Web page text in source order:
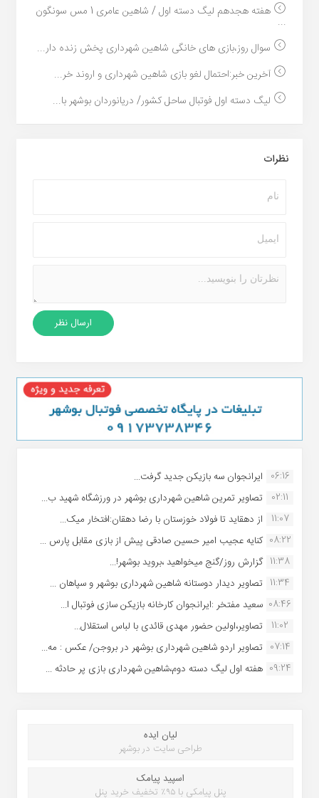
هفته هجدهم لیگ دسته اول / شاهین عامری 1 مس سونگون
...
سوال روز،بازی های خانگی شاهین شهرداری پخش زنده دار...
آخرین خبر:احتمال لغو بازی شاهین شهرداری و اروند خر...
لیگ دسته اول فوتبال ساحل کشور/ دریانوردان بوشهر با...
نظرات
06:16 ایرانجوان سه بازیکن جدید گرفت...
02:11
تصاویر تمرین شاهین شهردارى بوشهر در ورزشگاه شهید ب...
11:07
از دهقاید تا فولاد خوزستان با رضا دهقان:افتخار میک...
08:22 کنایه عجیب امیر حسین صادقی پیش از بازی مقابل پارس ...
11:38 گزارش روز/گنج میخواهید ،بروید بوشهر!...
11:34 تصاویر دیدار دوستانه شاهین شهردارى بوشهر و سپاهان ...
08:46 سعید مفتخر :ایرانجوان کارخانه بازیکن سازی فوتبال ا...
11:02
تصاویر،اولین حضور مهدی قائدی با لباس استقلال...
07:14 تصاویر اردو شاهین شهرداری بوشهر در بروجن/ عکس : مه...
09:24 هفته اول لیگ دسته دوم،شاهین شهرداری بازی پر حادثه ...
لیان ایده
طراحی سایت در بوشهر
اسپید پیامک
پنل پیامکی با ۹۵٪ تخفیف خرید پنل